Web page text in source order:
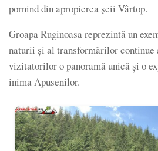
pornind din apropierea șeii Vârtop.
Groapa Ruginoasa reprezintă un
naturii și al transformărilor
vizitatorilor o panoramă unică și o
inima Apusenilor.